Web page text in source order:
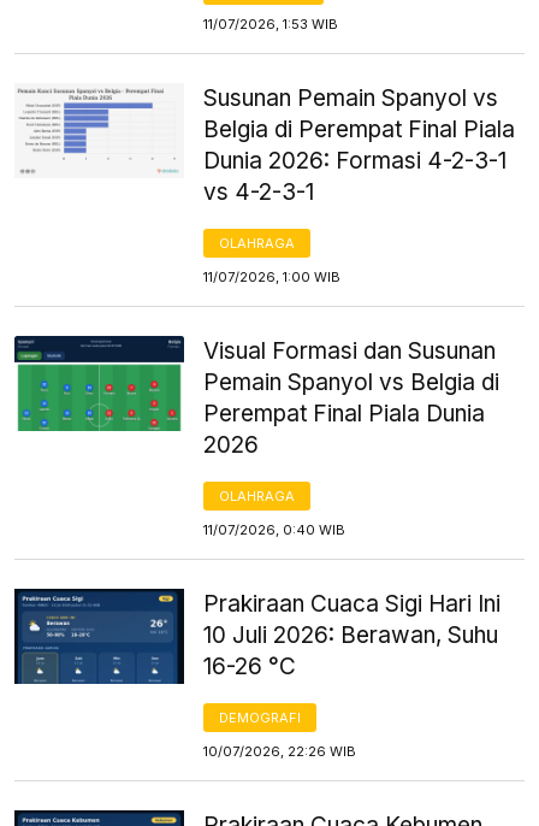
11/07/2026, 1:53 WIB
Susunan Pemain Spanyol vs
Belgia di Perempat Final Piala
Dunia 2026: Formasi 4-2-3-1
vs 4-2-3-1
OLAHRAGA
11/07/2026, 1:00 WIB
Visual Formasi dan Susunan
Pemain Spanyol vs Belgia di
Perempat Final Piala Dunia
2026
OLAHRAGA
11/07/2026, 0:40 WIB
Prakiraan Cuaca Sigi Hari Ini
10 Juli 2026: Berawan, Suhu
16-26 °C
DEMOGRAFI
10/07/2026, 22:26 WIB